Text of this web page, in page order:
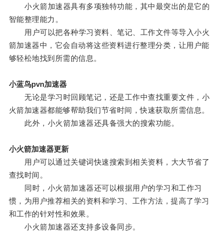
小火箭加速器具有多项独特功能，其中最突出的是它的
智能整理能力。
用户可以把各种学习资料、笔记、工作文件等导入小火
箭加速器中，它会自动将这些资料进行整理分类，让用户能
够轻松地找到所需的信息。
小蓝鸟pvn加速器
无论是学习时回顾笔记，还是工作中查找重要文件，小
火箭加速器都能够帮助我们节省时间，快速获取所需信息。
此外，小火箭加速器还具备强大的搜索功能。
小火箭加速器更新
用户可以通过关键词快速搜索到相关资料，大大节省了
查找时间。
同时，小火箭加速器还可以根据用户的学习和工作习
惯，为用户推荐相关的资料和学习、工作方法，提高了学习
和工作的针对性和效果。
小火箭加速器还支持多设备同步。